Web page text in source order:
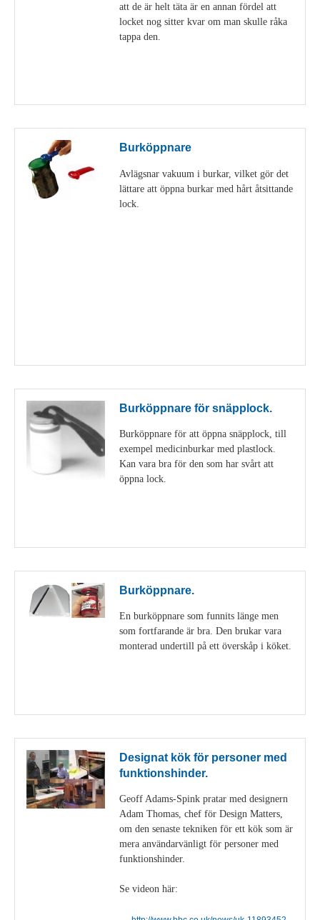
att de är helt täta är en annan fördel att
locket nog sitter kvar om man skulle råka
tappa den.
Burköppnare
Avlägsnar vakuum i burkar, vilket gör det
lättare att öppna burkar med hårt åtsittande
lock.
Burköppnare för snäpplock.
Burköppnare för att öppna snäpplock, till
exempel medicinburkar med plastlock.
Kan vara bra för den som har svårt att
öppna lock.
Burköppnare.
En burköppnare som funnits länge men
som fortfarande är bra. Den brukar vara
monterad undertill på ett överskåp i köket.
Designat kök för personer med
funktionshinder.
Geoff Adams-Spink pratar med designern
Adam Thomas, chef för Design Matters,
om den senaste tekniken för ett kök som är
mera användarvänligt för personer med
funktionshinder.
Se videon här: